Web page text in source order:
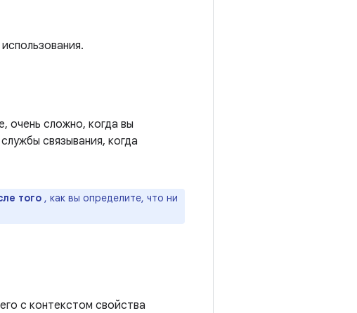
очень сложно, когда вы
связывания, когда
того , как вы определите, что ни
с контекстом свойства